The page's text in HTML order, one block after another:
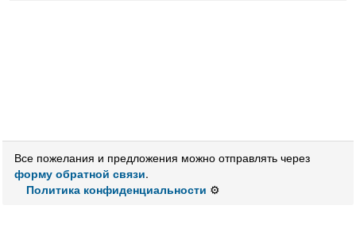
Все пожелания и предложения можно отправлять через
форму обратной связи.
Политика конфиденциальности ⚙️